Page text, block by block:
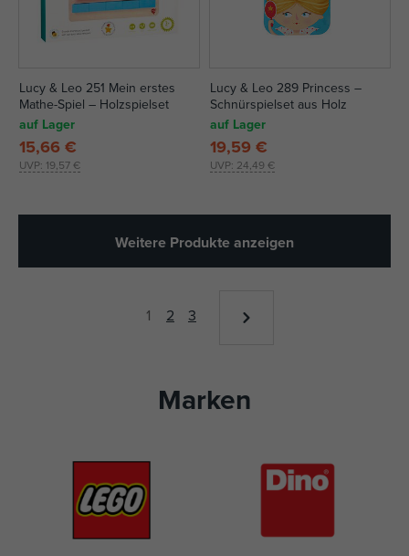
Lucy & Leo 251 Mein erstes
Mathe-Spiel – Holzspielset
auf Lager
UVP: 19,57 €
15,66 €
Lucy & Leo 289 Princess –
Schnürspielset aus Holz
auf Lager
UVP: 24,49 €
19,59 €
Weitere Produkte anzeigen
1 2 3
Marken